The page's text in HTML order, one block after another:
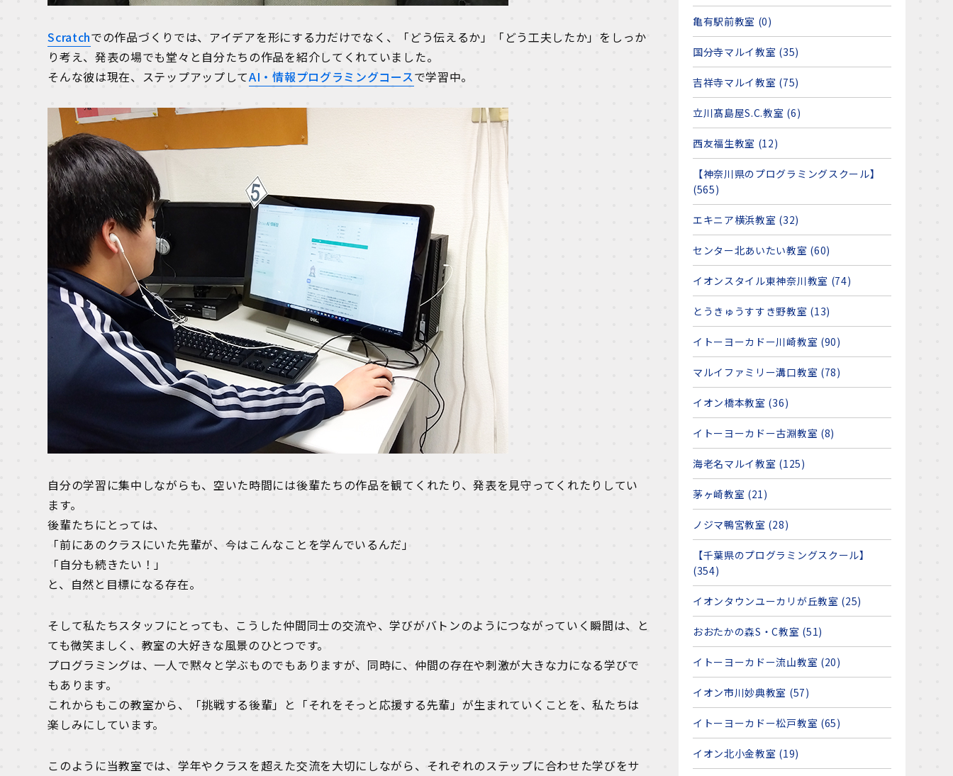
Scratchでの作品づくりでは、アイデアを形にする力だけでなく、「どう伝えるか」「どう工夫したか」をしっか
り考え、発表の場でも堂々と自分たちの作品を紹介してくれていました。
そんな彼は現在、ステップアップしてAI・情報プログラミングコースで学習中。
自分の学習に集中しながらも、空いた時間には後輩たちの作品を観てくれたり、発表を見守ってくれたりしてい
ます。
後輩たちにとっては、
「前にあのクラスにいた先輩が、今はこんなことを学んでいるんだ」
「自分も続きたい！」
と、自然と目標になる存在。
そして私たちスタッフにとっても、こうした仲間同士の交流や、学びがバトンのようにつながっていく瞬間は、と
ても微笑ましく、教室の大好きな風景のひとつです。
プログラミングは、一人で黙々と学ぶものでもありますが、同時に、仲間の存在や刺激が大きな力になる学びで
もあります。
これからもこの教室から、「挑戦する後輩」と「それをそっと応援する先輩」が生まれていくことを、私たちは
楽しみにしています。
このように当教室では、学年やクラスを超えた交流を大切にしながら、それぞれのステップに合わせた学びをサ
亀有駅前教室 (0)
国分寺マルイ教室 (35)
吉祥寺マルイ教室 (75)
立川髙島屋S.C.教室 (6)
西友福生教室 (12)
【神奈川県のプログラミングスクール】
(565)
エキニア横浜教室 (32)
センター北あいたい教室 (60)
イオンスタイル東神奈川教室 (74)
とうきゅうすすき野教室 (13)
イトーヨーカドー川崎教室 (90)
マルイファミリー溝口教室 (78)
イオン橋本教室 (36)
イトーヨーカドー古淵教室 (8)
海老名マルイ教室 (125)
茅ヶ崎教室 (21)
ノジマ鴨宮教室 (28)
【千葉県のプログラミングスクール】
(354)
イオンタウンユーカリが丘教室 (25)
おおたかの森S・C教室 (51)
イトーヨーカドー流山教室 (20)
イオン市川妙典教室 (57)
イトーヨーカドー松戸教室 (65)
イオン北小金教室 (19)